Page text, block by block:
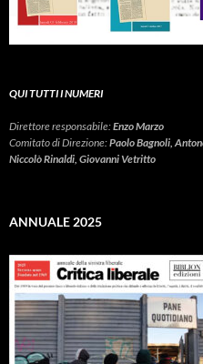
QUI TUTTI I NUMERI
Direttore responsabile:Enzo Marzo
Comitato di Direzione:Paolo Bagnoli,
Niccolò Rinaldi, Giovanni Vetritto
ANNUALE 2025